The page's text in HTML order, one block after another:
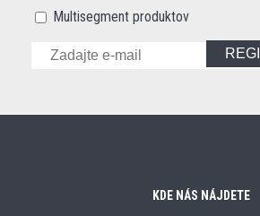
Multisegment produktov
KDE NÁS NÁJDETE